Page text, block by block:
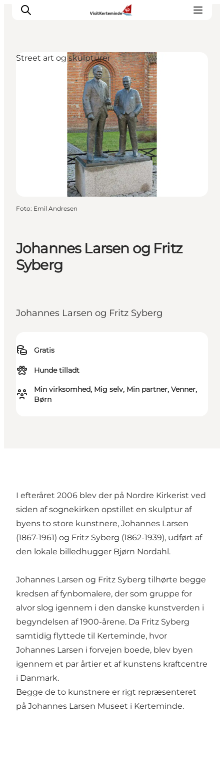
Oplevelser
Aktiviteter
Spis godt
Planlæg din ferie
Sommerbus
Johannes Larsen og Fritz
Syberg
Johannes Larsen og Fritz Syberg
Gratis
Hunde tilladt
Min virksomhed, Mig selv, Min partner, Venner,
Børn
Street art og skulpturer
Foto: Emil Andresen
I efteråret 2006 blev der på Nordre Kirkerist ved
siden af sognekirken opstillet en skulptur af
byens to store kunstnere, Johannes Larsen
(1867-1961) og Fritz Syberg (1862-1939), udført af
den lokale billedhugger Bjørn Nordahl.
Johannes Larsen og Fritz Syberg tilhørte begge
kredsen af fynbomalere, der som gruppe for
alvor slog igennem i den danske kunstverden i
begyndelsen af 1900-årene. Da Fritz Syberg
samtidig flyttede til Kerteminde, hvor
Johannes Larsen i forvejen boede, blev byen
igennem et par årtier et af kunstens kraftcentre
i Danmark.
Begge de to kunstnere er rigt repræsenteret
på Johannes Larsen Museet i Kerteminde.